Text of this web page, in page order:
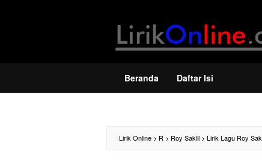
Beranda Daftar Isi
Lirik Online > R > Roy Saklil > Lirik Lagu Roy